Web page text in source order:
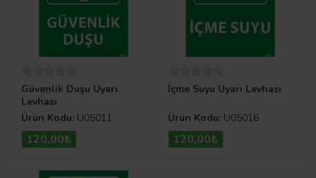
Güvenlik Duşu Uyarı
Levhası
Ürün Kodu: U05011
120,00₺
İçme Suyu Uyarı Levhası
Ürün Kodu: U05016
120,00₺